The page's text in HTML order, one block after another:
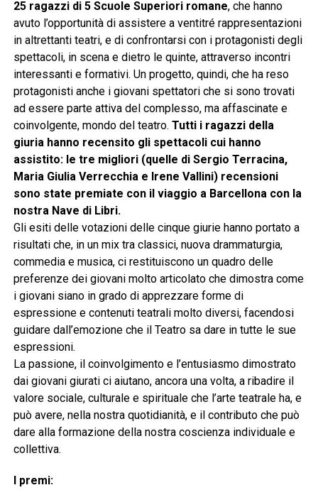
25 ragazzi di 5 Scuole Superiori romane, che hanno
avuto l’opportunità di assistere a ventitré rappresentazioni
in altrettanti teatri, e di confrontarsi con i protagonisti degli
spettacoli, in scena e dietro le quinte, attraverso incontri
interessanti e formativi. Un progetto, quindi, che ha reso
protagonisti anche i giovani spettatori che si sono trovati
ad essere parte attiva del complesso, ma affascinate e
coinvolgente, mondo del teatro. Tutti i ragazzi della
giuria hanno recensito gli spettacoli cui hanno
assistito: le tre migliori (quelle di Sergio Terracina,
Maria Giulia Verrecchia e Irene Vallini) recensioni
sono state premiate con il viaggio a Barcellona con la
nostra Nave di Libri.
Gli esiti delle votazioni delle cinque giurie hanno portato a
risultati che, in un mix tra classici, nuova drammaturgia,
commedia e musica, ci restituiscono un quadro delle
preferenze dei giovani molto articolato che dimostra come
i giovani siano in grado di apprezzare forme di
espressione e contenuti teatrali molto diversi, facendosi
guidare dall’emozione che il Teatro sa dare in tutte le sue
espressioni.
La passione, il coinvolgimento e l’entusiasmo dimostrato
dai giovani giurati ci aiutano, ancora una volta, a ribadire il
valore sociale, culturale e spirituale che l’arte teatrale ha, e
può avere, nella nostra quotidianità, e il contributo che può
dare alla formazione della nostra coscienza individuale e
collettiva.
I premi: